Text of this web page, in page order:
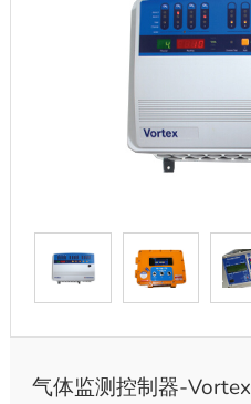
气体监测控制器-Vortex